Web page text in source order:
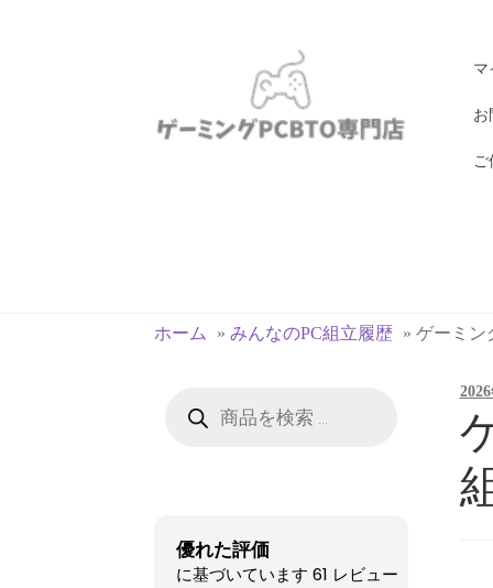
ー
ッ
ン
マ
お
ホーム »みんなのPC組立履歴 »ゲーミン
優れた評価
に基づいています 61 レビュー